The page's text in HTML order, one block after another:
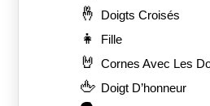
🤞 Doigts Croisés
👧 Fille
🤘 Cornes Avec Les
🖕 Doigt D’honneur